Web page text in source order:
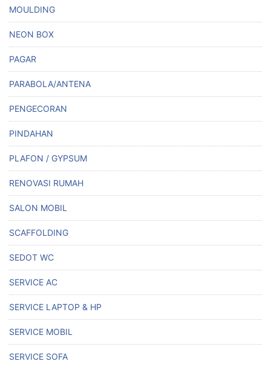
MOULDING
NEON BOX
PAGAR
PARABOLA/ANTENA
PENGECORAN
PINDAHAN
PLAFON / GYPSUM
RENOVASI RUMAH
SALON MOBIL
SCAFFOLDING
SEDOT WC
SERVICE AC
SERVICE LAPTOP & HP
SERVICE MOBIL
SERVICE SOFA